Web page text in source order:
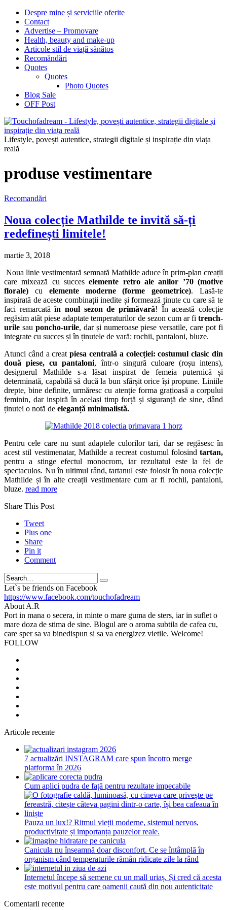
Despre mine și serviciile oferite
Contact
Advertise – Promovare
Health, beauty and make-up
Articole stil de viață sănătos
Recomăndări
Quotes
Quotes
Photo Quotes
Blog Sale
OFF Post
Lifestyle, povești autentice, strategii digitale și inspirație din viața
reală
produse vestimentare
Recomandări
Noua colecție Mathilde te invită să-ți
redefinești limitele!
martie 3, 2018
Noua linie vestimentară semnată Mathilde aduce în prim-plan creații
care mixează cu succeselemente retro ale anilor ’70 (motive
florale) cu elemente moderne (forme geometrice). Lasă-te
inspirată de aceste combinații inedite și formează ținute cu care să te
faci remarcatăîn noul sezon de primăvară! În această colecție
regăsim atât piese adaptate temperaturilor de sezon cum ar fi trench-
urile sau poncho-urile, dar și numeroase piese versatile, care pot fi
integrate cu succes și în ținutele de vară: rochii, pantaloni, bluze.
Atunci când a creatpiesa centrală a colecției: costumul clasic din
două piese, cu pantaloni, într-o singură culoare (roșu intens),
designerul Mathilde s-a lăsat inspirat de femeia puternică și
determinată, capabilă să ducă la bun sfârșit orice își propune. Liniile
drepte, bine definite, urmăresc cu atenție forma grațioasă a corpului
feminin, dar inspiră în același timp forță și siguranță de sine, dând
ținutei o notă de eleganță minimalistă.
Pentru cele care nu sunt adaptele culorilor tari, dar se regăsesc în
acest stil vestimenatar, Mathilde a recreat costumul folosind tartan,
pentru a stinge efectul monocrom, iar rezultatul este la fel de
spectaculos. Nu în ultimul rând, tartanul este folosit în noua colecție
Mathilde și în alte creații vestimentare cum ar fi rochii, pantaloni,
bluze. read more
Share This Post
Tweet
Plus one
Share
Pin it
Comment
Search
Let`s be friends on Facebook
https://www.facebook.com/touchofadream
About A.R
Port in mana o secera, in minte o mare guma de sters, iar in suflet o
mare doza de stima de sine. Blogul are o aroma subtila de cafea cu,
care sper sa va binedispun si sa va energizez vietile. Welcome!
FOLLOW
Articole recente
7 actualizări INSTAGRAM care spun încotro merge
platforma în 2026
Cum aplici pudra de față pentru rezultate impecabile
Pauza un lux!? Ritmul vieții moderne, sistemul nervos,
productivitate și importanța pauzelor reale.
Canicula nu înseamnă doar disconfort. Ce se întâmplă în
organism când temperaturile rămân ridicate zile la rând
Internetul începe să semene cu un mall uriaș. Și cred că acesta
este motivul pentru care oamenii caută din nou autenticitate
Comentarii recente